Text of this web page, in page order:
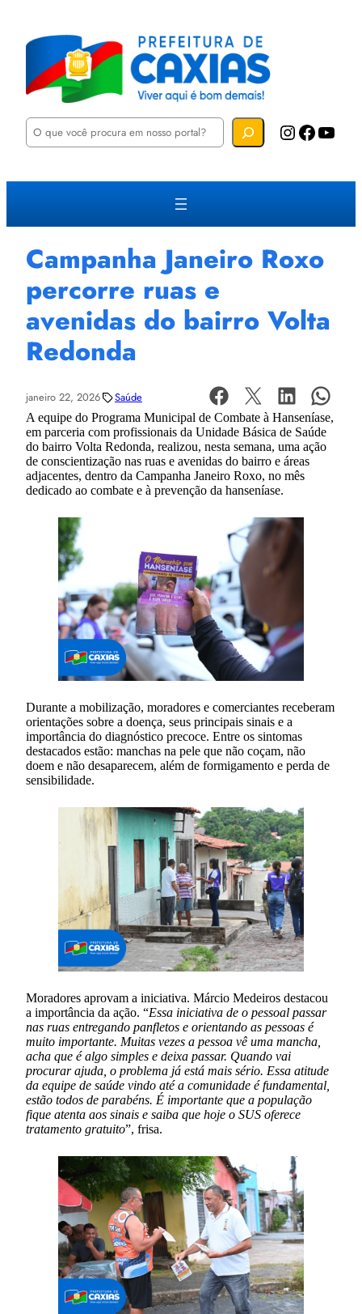
P
u
a
Instagram Facebook YouTube
Campanha Janeiro Roxo
percorre ruas e
avenidas do bairro Volta
Redonda
janeiro 22, 2026 Saúde
A equipe do Programa Municipal de Combate à Hanseníase,
em parceria com profissionais da Unidade Básica de Saúde
do bairro Volta Redonda, realizou, nesta semana, uma ação
de conscientização nas ruas e avenidas do bairro e áreas
adjacentes, dentro da Campanha Janeiro Roxo, no mês
dedicado ao combate e à prevenção da hanseníase.
Durante a mobilização, moradores e comerciantes receberam
orientações sobre a doença, seus principais sinais e a
importância do diagnóstico precoce. Entre os sintomas
destacados estão: manchas na pele que não coçam, não
doem e não desaparecem, além de formigamento e perda de
sensibilidade.
Moradores aprovam a iniciativa. Márcio Medeiros destacou
a importância da ação. “Essa iniciativa de o pessoal passar
nas ruas entregando panfletos e orientando as pessoas é
muito importante. Muitas vezes a pessoa vê uma mancha,
acha que é algo simples e deixa passar. Quando vai
procurar ajuda, o problema já está mais sério. Essa atitude
da equipe de saúde vindo até a comunidade é fundamental,
estão todos de parabéns. É importante que a população
fique atenta aos sinais e saiba que hoje o SUS oferece
tratamento gratuito”, frisa.